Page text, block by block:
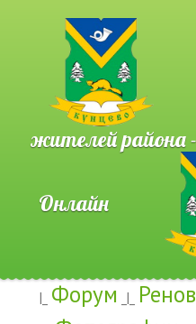
жителей района
Онлайн
|_ Форум _|_